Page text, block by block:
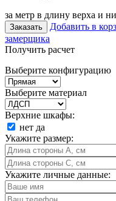
за метр в длину верха и
Заказать Добавить в
замерщика
Получить расчет
Выберите конфигурацию
Выберите материал
Верхние шкафы:
нет да
Укажите размер:
Укажите личные данные: